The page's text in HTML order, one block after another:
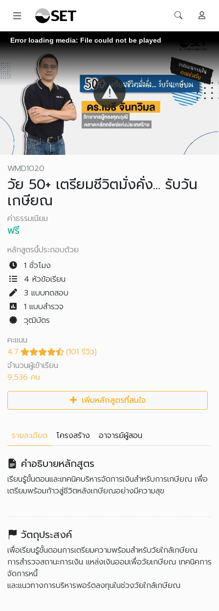
Error loading media: File could not be played
WMD1020
วัย 50+ เตรียมชีวิตมั่งคั่ง… รับวัน
เกษียณ
ค่าธรรมเนียม
ฟรี
หลักสูตรนี้ประกอบด้วย
1 ชั่วโมง
4 หัวข้อเรียน
3 แบบทดสอบ
1 แบบสำรวจ
วุฒิบัตร
คะแนน
4.7
(101 รีวิว)
จำนวนผู้เข้าเรียน
9,536 คน
เพิ่มหลักสูตรที่สนใจ
รายละเอียด โครงสร้าง อาจารย์ผู้สอน
คำอธิบายหลักสูตร
เรียนรู้ขั้นตอนและเทคนิคบริหารจัดการเงินสำหรับการเกษียณ เพื่อ
เตรียมพร้อมก้าวสู่ชีวิตหลังเกษียณอย่างมีความสุข
วัตถุประสงค์
เพื่อเรียนรู้ขั้นตอนการเตรียมความพร้อมสำหรับวัยใกล้เกษียณ
การสำรวจสถานะการเงิน แหล่งเงินออมเพื่อวัยเกษียณ เทคนิคการ
จัดการหนี้
และแนวทางการบริหารพอร์ตลงทุนในช่วงวัยใกล้เกษียณ